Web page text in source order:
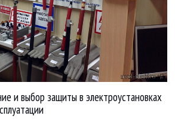
и выбор защиты в электроустановках